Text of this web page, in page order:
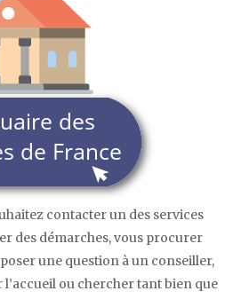
contacter un des services
des démarches, vous procurer
une question à un conseiller,
ou chercher tant bien que